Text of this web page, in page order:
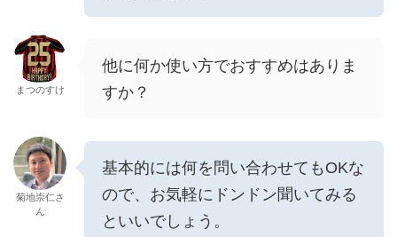
まつのすけ
他に何か使い方でおすすめはありま
すか？
菊地崇仁さ
ん
基本的には何を問い合わせてもOKな
ので、お気軽にドンドン聞いてみる
といいでしょう。